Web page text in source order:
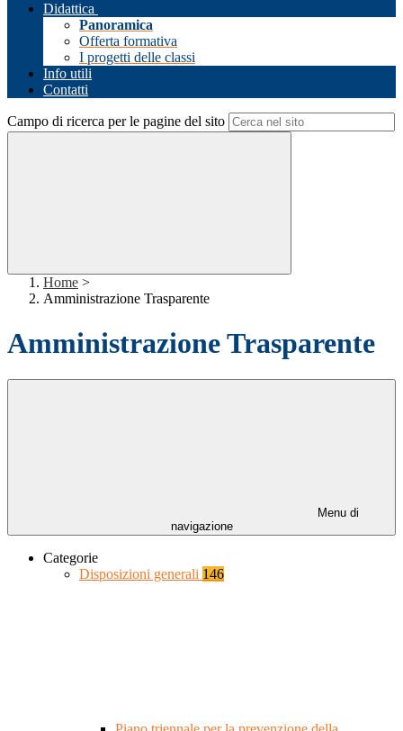
Didattica
Panoramica
Offerta formativa
I progetti delle classi
Info utili
Contatti
Campo di ricerca per le pagine del sito
Home >
Amministrazione Trasparente
Amministrazione Trasparente
Menu di
navigazione
Categorie
Disposizioni generali 146